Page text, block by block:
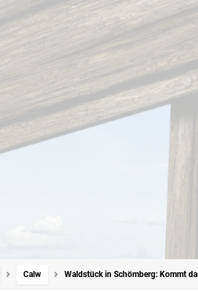
Calw Waldstück in Schömberg: Kommt